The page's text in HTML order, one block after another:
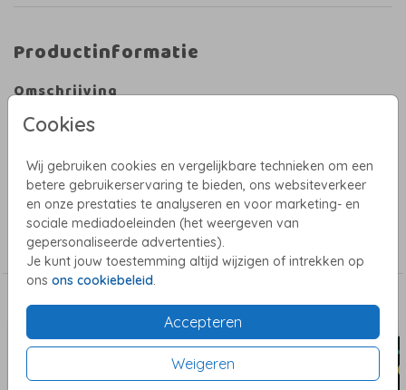
Cookies
Wij gebruiken cookies en vergelijkbare technieken om een
betere gebruikerservaring te bieden, ons websiteverkeer
en onze prestaties te analyseren en voor marketing- en
sociale mediadoeleinden (het weergeven van
gepersonaliseerde advertenties).
Je kunt jouw toestemming altijd wijzigen of intrekken op
ons ons cookiebeleid.
Accepteren
Weigeren
Productinformatie
Omschrijving
Uniek kerstkaartje met illustratie van een vlinder met Scandinavische
input. Met mooi patroon en sterretjes.
familie en vrienden. Of bestel een pakket thuis om zelf te schrijven en
versturen.
Collectie
Kerstkaarten
Dit vind je misschien ook leuk